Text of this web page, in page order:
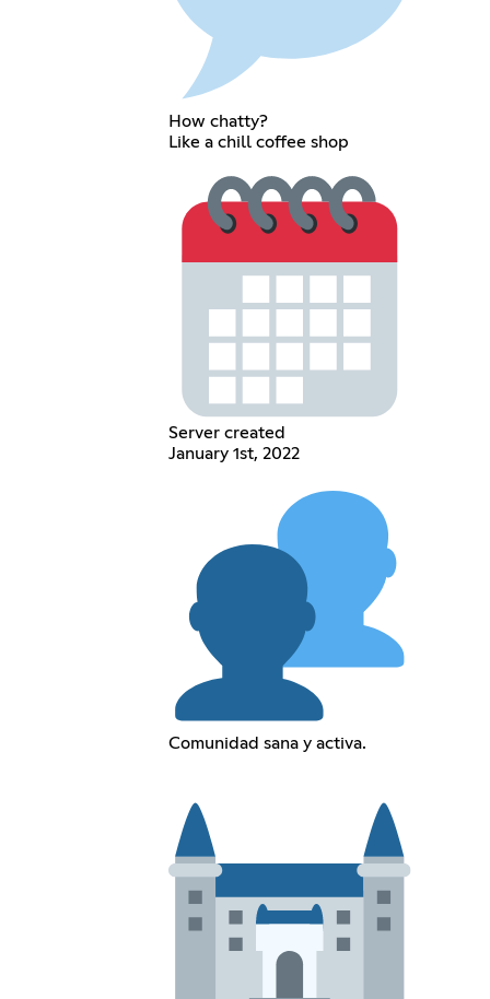
How chatty?
Like a chill coffee shop
Server created
January 1st, 2022
Comunidad sana y activa.